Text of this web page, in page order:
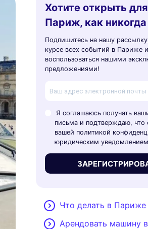
Хотите открыть
Париж, как
Подпишитесь на нашу
курсе всех событий в Париже и
воспользоваться нашими
предложениями!
Я соглашаюсь получать
письма и подтверждаю, что
вашей политикой
юридическим
Что делать в
Арендовать машину